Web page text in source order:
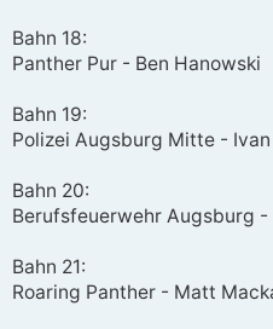
Bahn 18:
Panther Pur - Ben Hanowski
Bahn 19:
Polizei Augsburg Mitte -
Bahn 20:
Berufsfeuerwehr Augsburg
Bahn 21:
Roaring Panther - Matt